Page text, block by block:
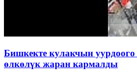
Бишкекте кулакчын уурдоого
өлкөлүк жаран кармалды